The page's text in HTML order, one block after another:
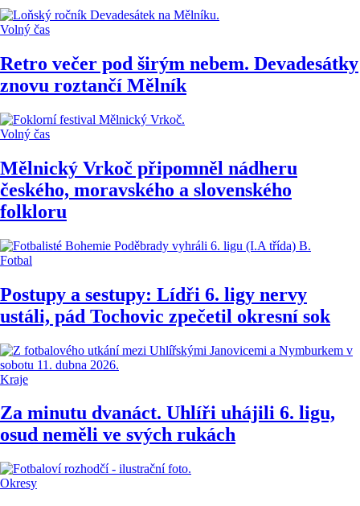
Volný čas
Retro večer pod širým nebem. Devadesátky
znovu roztančí Mělník
Volný čas
Mělnický Vrkoč připomněl nádheru
českého, moravského a slovenského
folkloru
Fotbal
Postupy a sestupy: Lídři 6. ligy nervy
ustáli, pád Tochovic zpečetil okresní sok
Kraje
Za minutu dvanáct. Uhlíři uhájili 6. ligu,
osud neměli ve svých rukách
Okresy